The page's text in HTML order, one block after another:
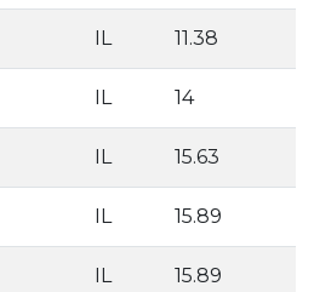
IL 11.38
IL 14
IL 15.63
IL 15.89
IL 15.89